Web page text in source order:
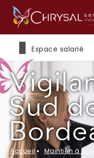
Espace salarié
Sud
Accueil
Maintien à
Prénom*
Nom*
E-mail*